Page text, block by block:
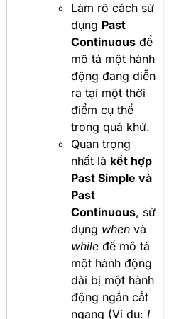
Làm rõ cách sử
dụng Past
Continuous để
mô tả một hành
động đang diễn
ra tại một thời
điểm cụ thể
trong quá khứ.
Quan trọng
nhất là kết hợp
Past Simple và
Past
Continuous, sử
dụng when và
while để mô tả
một hành động
dài bị một hành
động ngắn cắt
ngang (Ví dụ: I